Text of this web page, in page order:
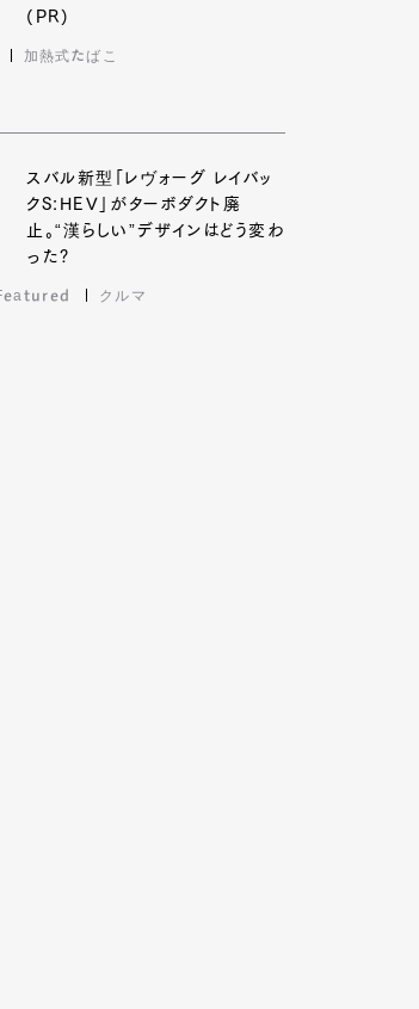
(PR)
加熱式たばこ
スバル新型「レヴォーグ レイバッ
クS:HEV」がターボダクト廃
止。“漢らしい”デザインはどう変わ
った?
クルマ